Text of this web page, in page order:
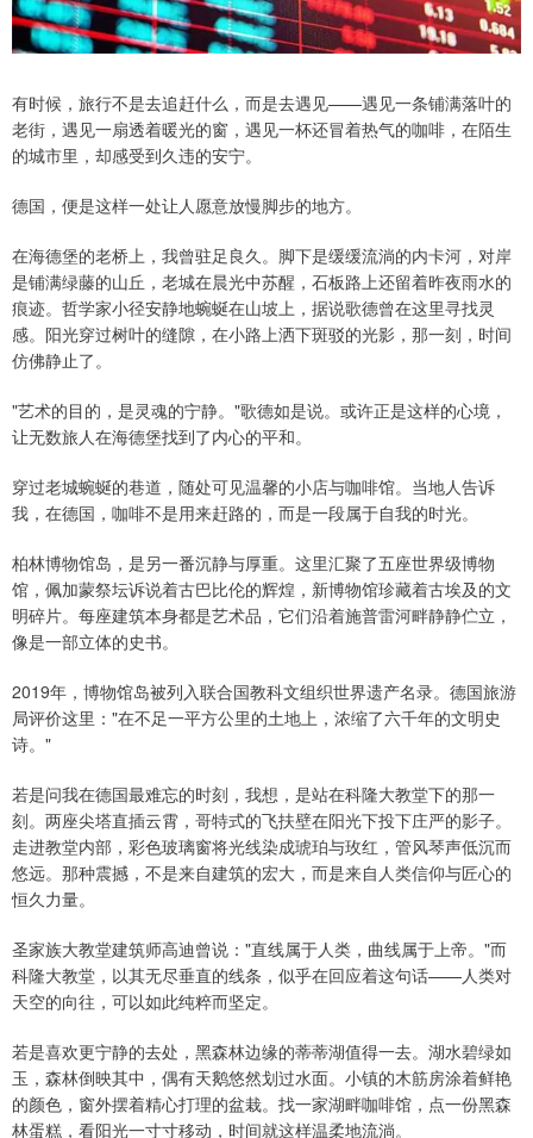
有时候，旅行不是去追赶什么，而是去遇见——遇见一条铺满落叶的
老街，遇见一扇透着暖光的窗，遇见一杯还冒着热气的咖啡，在陌生
的城市里，却感受到久违的安宁。
德国，便是这样一处让人愿意放慢脚步的地方。
在海德堡的老桥上，我曾驻足良久。脚下是缓缓流淌的内卡河，对岸
是铺满绿藤的山丘，老城在晨光中苏醒，石板路上还留着昨夜雨水的
痕迹。哲学家小径安静地蜿蜒在山坡上，据说歌德曾在这里寻找灵
感。阳光穿过树叶的缝隙，在小路上洒下斑驳的光影，那一刻，时间
仿佛静止了。
"艺术的目的，是灵魂的宁静。"歌德如是说。或许正是这样的心境，
让无数旅人在海德堡找到了内心的平和。
穿过老城蜿蜒的巷道，随处可见温馨的小店与咖啡馆。当地人告诉
我，在德国，咖啡不是用来赶路的，而是一段属于自我的时光。
柏林博物馆岛，是另一番沉静与厚重。这里汇聚了五座世界级博物
馆，佩加蒙祭坛诉说着古巴比伦的辉煌，新博物馆珍藏着古埃及的文
明碎片。每座建筑本身都是艺术品，它们沿着施普雷河畔静静伫立，
像是一部立体的史书。
2019年，博物馆岛被列入联合国教科文组织世界遗产名录。德国旅游
局评价这里："在不足一平方公里的土地上，浓缩了六千年的文明史
诗。"
若是问我在德国最难忘的时刻，我想，是站在科隆大教堂下的那一
刻。两座尖塔直插云霄，哥特式的飞扶壁在阳光下投下庄严的影子。
走进教堂内部，彩色玻璃窗将光线染成琥珀与玫红，管风琴声低沉而
悠远。那种震撼，不是来自建筑的宏大，而是来自人类信仰与匠心的
恒久力量。
圣家族大教堂建筑师高迪曾说："直线属于人类，曲线属于上帝。"而
科隆大教堂，以其无尽垂直的线条，似乎在回应着这句话——人类对
天空的向往，可以如此纯粹而坚定。
若是喜欢更宁静的去处，黑森林边缘的蒂蒂湖值得一去。湖水碧绿如
玉，森林倒映其中，偶有天鹅悠然划过水面。小镇的木筋房涂着鲜艳
的颜色，窗外摆着精心打理的盆栽。找一家湖畔咖啡馆，点一份黑森
林蛋糕，看阳光一寸寸移动，时间就这样温柔地流淌。